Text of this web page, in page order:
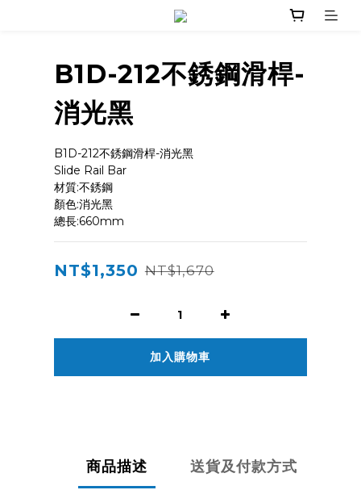
B1D-212不銹鋼滑桿-
消光黑
B1D-212不銹鋼滑桿-消光黑
Slide Rail Bar
材質:不銹鋼
顏色:消光黑
總長:660mm
NT$1,350 NT$1,670
加入購物車
商品描述 送貨及付款方式